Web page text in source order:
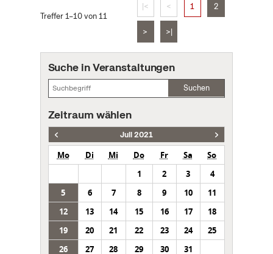
Treffer 1–10 von 11
|< < 1 2
> >|
Suche in Veranstaltungen
Suchen
Zeitraum wählen
Juli 2021
Mo Di Mi Do Fr Sa
So
1
2 3
4
5
6 7 8 9 10
11
12
13 14 15 16 17
18
19
20 21 22 23 24
25
26
27 28 29 30 31